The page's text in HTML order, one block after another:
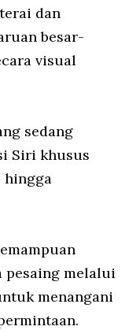
dan
besar-
visual
sedang
Siri khusus
hingga
pesaing melalui
menangani